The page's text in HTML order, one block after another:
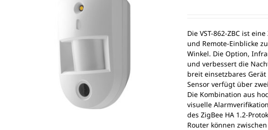
Die VST-862-ZBC ist
und Remote-Einblicke
Winkel. Die Option,
und verbessert die
breit einsetzbares
Sensor verfügt über
Die Kombination aus
visuelle
des ZigBee HA 1.2-
Router können